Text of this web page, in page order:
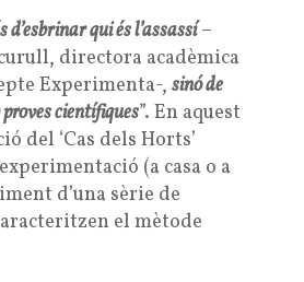
qui és l’assassí–
directora acadèmica
Experimenta-, sinó de
científiques”. En aquest
del ‘Cas dels Horts’
(a casa o a
d’una sèrie de
el mètode